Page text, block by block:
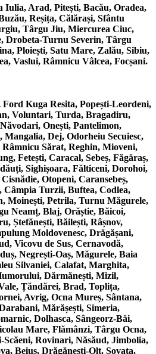
Arad, Pitești, Bacău, Oradea,
Reșița, Călărași, Sfântu
Târgu Jiu, Miercurea Ciuc,
Drobeta-Turnu Severin, Târgu
Ploiești, Satu Mare, Zalău, Sibiu,
Vaslui, Râmnicu Vâlcea, Focșani.
Kuga Resita, Popești-Leordeni,
Voluntari, Turda, Bragadiru,
Onești, Pantelimon,
Dej, Odorheiu Secuiesc,
Râmnicu Sărat, Reghin, Mioveni,
Fetești, Caracal, Sebeș, Făgăraș,
Sighișoara, Fălticeni, Dorohoi,
Otopeni, Caransebeș,
Turzii, Buftea, Codlea,
Moinești, Petrila, Turnu Măgurele,
Neamț, Blaj, Orăștie, Băicoi,
Ștefănești, Băilești, Râșnov,
Moldovenesc, Drăgășani,
Vicovu de Sus, Cernavodă,
Negrești-Oaș, Măgurele, Baia
Silvaniei, Calafat, Marghita,
Dărmănești, Mizil,
Țăndărei, Brad, Toplița,
Avrig, Ocna Mureș, Sântana,
Mărășești, Simeria,
Dolhasca, Sângeorz-Băi,
Mare, Flămânzi, Târgu Ocna,
Rovinari, Năsăud, Jimbolia,
Beiuș, Drăgănești-Olt, Sovata,